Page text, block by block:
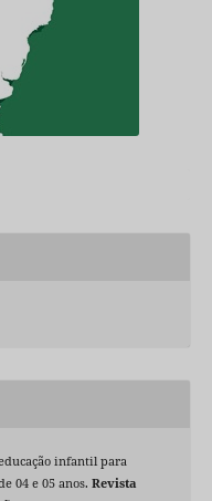
infantil para
04 e 05 anos. Revista